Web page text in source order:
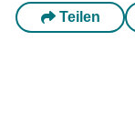
Teilen